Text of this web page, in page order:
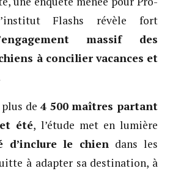
Flashs révèle fort
engagement massif des
à concilier vacances et
de 4 500 maîtres partant
été, l’étude met en lumière
d’inclure le chien dans les
à adapter sa destination, à